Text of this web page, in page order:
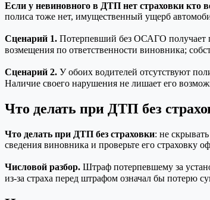
Если у невиновного в ДТП нет страховки кто
полиса тоже нет, имущественный ущерб
Сценарий 1. Потерпевший без ОСАГО получает
возмещения по ответственности виновника;
Сценарий 2. У обоих водителей отсутствуют
Наличие своего нарушения не лишает его
Что делать при ДТП без
Что делать при ДТП без страховки: не
сведения виновника и проверьте его
Числовой разбор. Штраф потерпевшему за
из-за страха перед штрафом означал бы потерю